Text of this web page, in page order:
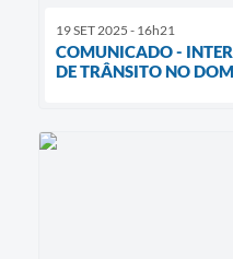
19 SET 2025 - 16h21
COMUNICADO -
DE TRÂNSITO NO